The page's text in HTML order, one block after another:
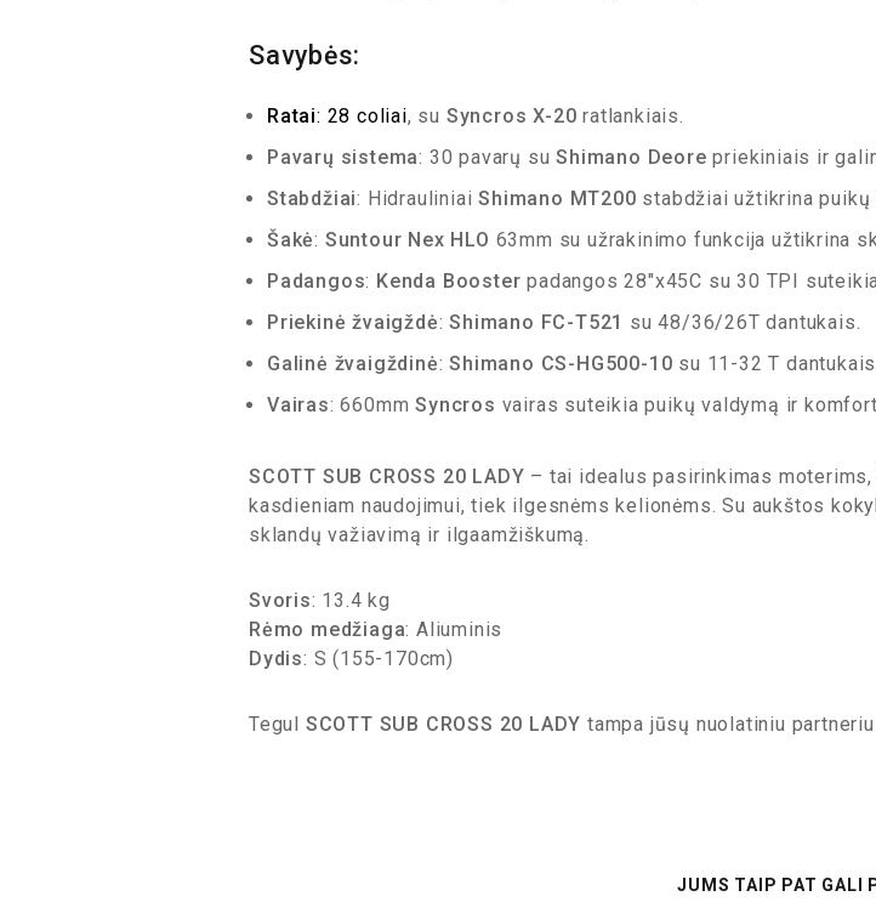
Savybės:
Ratai: 28 coliai, su Syncros X-20 ratlankiais.
Pavarų sistema: 30 pavarų suShimano Deore priekiniais ir
Stabdžiai: HidrauliniaiShimano MT200 stabdžiai užtikrina
Šakė: Suntour Nex HLO 63mm su užrakinimo funkcija užtikrina
Padangos: Kenda Booster padangos 28″x45C su 30 TPI
Priekinė žvaigždė:Shimano FC-T521 su 48/36/26T dantukais.
Galinė žvaigždinė:Shimano CS-HG500-10 su 11-32 T
Vairas: 660mmSyncros vairas suteikia puikų valdymą ir
SCOTT SUB CROSS 20 LADY – tai idealus pasirinkimas
kasdieniam naudojimui, tiek ilgesnėms kelionėms. Su aukštos
sklandų važiavimą ir ilgaamžiškumą.
Svoris: 13.4 kg
Rėmo medžiaga: Aliuminis
Dydis: S (155-170cm)
Tegul SCOTT SUB CROSS 20 LADY tampa jūsų nuolatiniu
JUMS TAIP PAT GALI